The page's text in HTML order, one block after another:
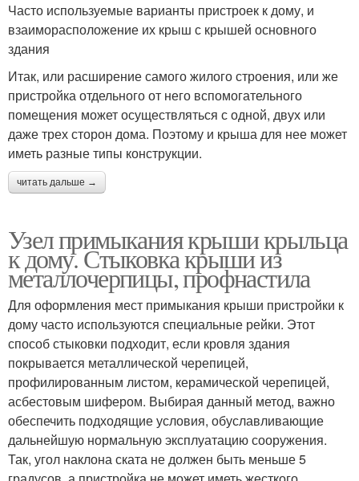
Часто используемые варианты пристроек к дому, и
взаиморасположение их крыш с крышей основного
здания
Итак, или расширение самого жилого строения, или же
пристройка отдельного от него вспомогательного
помещения может осуществляться с одной, двух или
даже трех сторон дома. Поэтому и крыша для нее может
иметь разные типы конструкции.
читать дальше →
Узел примыкания крыши крыльца
к дому. Стыковка крыши из
металлочерпицы, профнастила
Для оформления мест примыкания крыши пристройки к
дому часто используются специальные рейки. Этот
способ стыковки подходит, если кровля здания
покрывается металлической черепицей,
профилированным листом, керамической черепицей,
асбестовым шифером. Выбирая данный метод, важно
обеспечить подходящие условия, обуславливающие
дальнейшую нормальную эксплуатацию сооружения.
Так, угол наклона ската не должен быть меньше 5